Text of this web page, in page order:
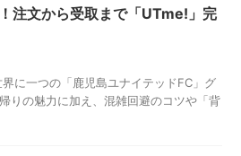
注文から受取まで「UTme!」完
に一つの「鹿児島ユナイテッドFC」グ
りの魅力に加え、混雑回避のコツや「背